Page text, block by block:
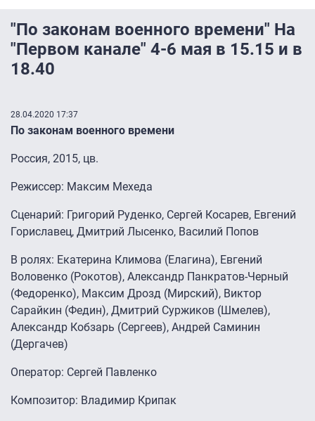
"По законам военного времени" На
"Первом канале" 4-6 мая в 15.15 и в
18.40
28.04.2020 17:37
По законам военного времени
Россия, 2015, цв.
Режиссер: Максим Мехеда
Сценарий: Григорий Руденко, Сергей Косарев, Евгений
Гориславец, Дмитрий Лысенко, Василий Попов
В ролях: Екатерина Климова (Елагина), Евгений
Воловенко (Рокотов), Александр Панкратов-Черный
(Федоренко), Максим Дрозд (Мирский), Виктор
Сарайкин (Федин), Дмитрий Суржиков (Шмелев),
Александр Кобзарь (Сергеев), Андрей Саминин
(Дергачев)
Оператор: Сергей Павленко
Композитор: Владимир Крипак